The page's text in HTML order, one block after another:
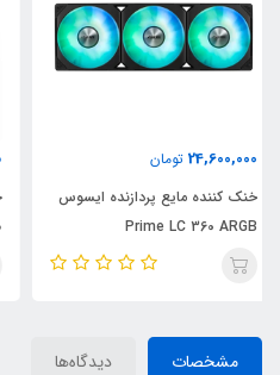
2,900,000
خنک کننده پردازنده کولر مستر مدل
Hyper T20
مشخصات دیدگاه‌ها